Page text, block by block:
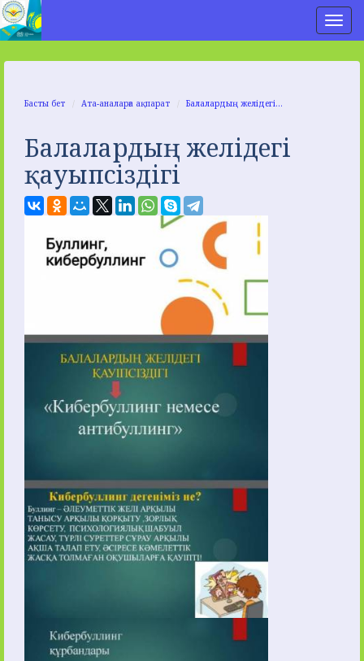
Басты бет Ата-аналарға ақпарат Балалардың желідегі...
Балалардың желідегі
қауыпсіздігі